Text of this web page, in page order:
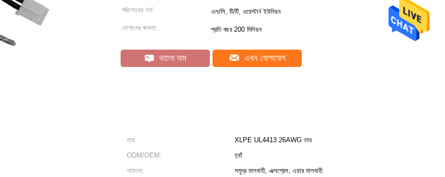
পরিশোধের শর্ত: এল/সি, টি/টি, ওয়েস্টার্ন ইউনিয়ন
যোগানের ক্ষমতা: প্রতি বছর 200 মিলিয়ন
ভালো দাম এখন যোগাযোগ
তার:
XLPE UL4413 26AWG তার
ODM/OEM:
হ্যাঁ
পাঠানো:
সমুদ্র মালবাহী, এক্সপ্রেস, এয়ার মালবাহী